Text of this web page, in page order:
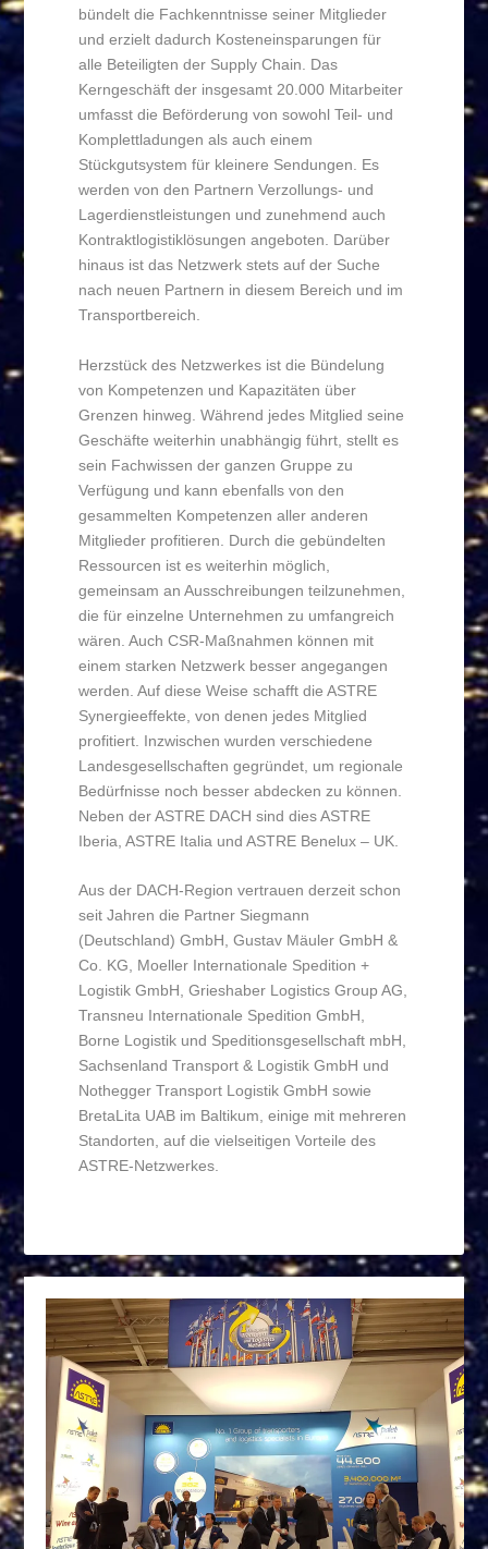
bündelt die Fachkenntnisse seiner Mitglieder
und erzielt dadurch Kosteneinsparungen für
alle Beteiligten der Supply Chain. Das
Kerngeschäft der insgesamt 20.000 Mitarbeiter
umfasst die Beförderung von sowohl Teil- und
Komplettladungen als auch einem
Stückgutsystem für kleinere Sendungen. Es
werden von den Partnern Verzollungs- und
Lagerdienstleistungen und zunehmend auch
Kontraktlogistiklösungen angeboten. Darüber
hinaus ist das Netzwerk stets auf der Suche
nach neuen Partnern in diesem Bereich und im
Transportbereich.
Herzstück des Netzwerkes ist die Bündelung
von Kompetenzen und Kapazitäten über
Grenzen hinweg. Während jedes Mitglied seine
Geschäfte weiterhin unabhängig führt, stellt es
sein Fachwissen der ganzen Gruppe zu
Verfügung und kann ebenfalls von den
gesammelten Kompetenzen aller anderen
Mitglieder profitieren. Durch die gebündelten
Ressourcen ist es weiterhin möglich,
gemeinsam an Ausschreibungen teilzunehmen,
die für einzelne Unternehmen zu umfangreich
wären. Auch CSR-Maßnahmen können mit
einem starken Netzwerk besser angegangen
werden. Auf diese Weise schafft die ASTRE
Synergieeffekte, von denen jedes Mitglied
profitiert. Inzwischen wurden verschiedene
Landesgesellschaften gegründet, um regionale
Bedürfnisse noch besser abdecken zu können.
Neben der ASTRE DACH sind dies ASTRE
Iberia, ASTRE Italia und ASTRE Benelux – UK.
Aus der DACH-Region vertrauen derzeit schon
seit Jahren die Partner Siegmann
(Deutschland) GmbH, Gustav Mäuler GmbH &
Co. KG, Moeller Internationale Spedition +
Logistik GmbH, Grieshaber Logistics Group AG,
Transneu Internationale Spedition GmbH,
Borne Logistik und Speditionsgesellschaft mbH,
Sachsenland Transport & Logistik GmbH und
Nothegger Transport Logistik GmbH sowie
BretaLita UAB im Baltikum, einige mit mehreren
Standorten, auf die vielseitigen Vorteile des
ASTRE-Netzwerkes.